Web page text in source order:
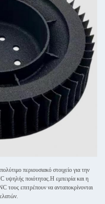
περιουσιακό στοιχείο για την
υψηλής ποιότητας.Η εμπειρία και η
τους επιτρέπουν να ανταποκρίνονται